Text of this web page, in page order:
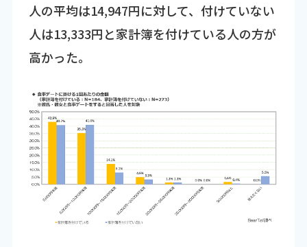
人の平均は14,947円に対して、付けていない
人は13,333円と家計簿を付けている人の方が
高かった。